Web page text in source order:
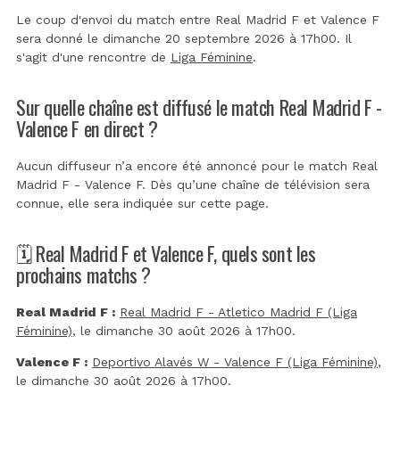
Le coup d'envoi du match entre Real Madrid F et Valence F
sera donné le dimanche 20 septembre 2026 à 17h00. Il
s'agit d'une rencontre de Liga Féminine.
Sur quelle chaîne est diffusé le match Real Madrid F -
Valence F en direct ?
Aucun diffuseur n’a encore été annoncé pour le match Real
Madrid F - Valence F. Dès qu’une chaîne de télévision sera
connue, elle sera indiquée sur cette page.
🗓️ Real Madrid F et Valence F, quels sont les
prochains matchs ?
Real Madrid F : Real Madrid F - Atletico Madrid F (Liga
Féminine), le dimanche 30 août 2026 à 17h00.
Valence F : Deportivo Alavés W - Valence F (Liga Féminine),
le dimanche 30 août 2026 à 17h00.